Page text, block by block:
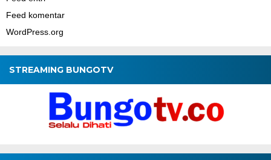
Feed komentar
WordPress.org
STREAMING BUNGOTV